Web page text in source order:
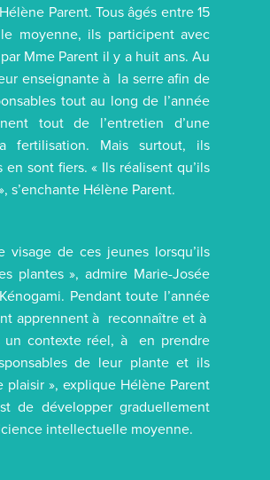
Parent. Tous âgés entre 15
moyenne, ils participent avec
Mme Parent il y a huit ans. Au
enseignante à la serre afin de
tout au long de l’année
tout de l’entretien d’une
fertilisation. Mais surtout, ils
sont fiers. « Ils réalisent qu’ils
s’enchante Hélène Parent.
de ces jeunes lorsqu’ils
plantes », admire Marie-Josée
Pendant toute l’année
apprennent à reconnaître et à
un contexte réel, à en prendre
de leur plante et ils
», explique Hélène Parent
de développer graduellement
intellectuelle moyenne.